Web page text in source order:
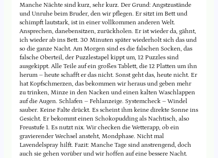
Manche Nächte sind kurz, sehr kurz. Der Grund: Angstzustände
und Unruhe beim Bruder, den wir pflegen. Er sitzt im Bett und
schimpft lautstark, ist in einer vollkommen anderen Welt.
Ansprechen, danebensitzen, zurückholen. Er ist wieder da, gähnt,
ich wieder ab ins Bett. 30 Minuten später wiederholt sich das und
so die ganze Nacht. Am Morgen sind es die falschen Socken, das
falsche Oberteil, der Puzzlestapel kippt um, 12 Puzzles sind
ausgekippt. Alle Teile auf ein großes Tablett, die 12 Platten um ihn
herum – heute schafft er das nicht. Sonst geht das, heute nicht. Er
hat Kopfschmerzen, das bekommen wir heraus und geben mehr
zu trinken, Minze in den Nacken und einen kalten Waschlappen
auf die Augen. Schlafen – Fehlanzeige. Systemcheck – Windel
sauber. Keine Falte drückt. Es scheint ihm keine direkte Sonne ins
Gesicht. Er bekommt einen Schokopudding als Nachtisch, also
Freustufe 1. Es nutzt nix. Wir checken die Wetterapp, ob ein
gravierender Wechsel ansteht, Mondphase. Nicht mal
Lavendelspray hilft. Fazit: Manche Tage sind anstrengend, doch
auch sie gehen vorüber und wir hoffen auf eine bessere Nacht.